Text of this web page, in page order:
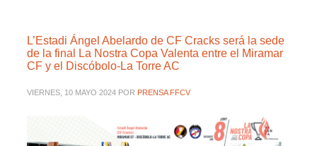
L’Estadi Ángel Abelardo de CF Cracks será la sede
de la final La Nostra Copa Valenta entre el Miramar
CF y el Discóbolo-La Torre AC
VIERNES, 10 MAYO 2024 POR PRENSA FFCV